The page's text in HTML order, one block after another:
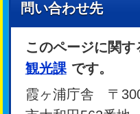
問い合わせ先
このページに関
観光課 です。
霞ヶ浦庁舎 〒